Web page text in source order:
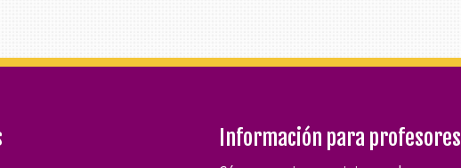
Información para profesores